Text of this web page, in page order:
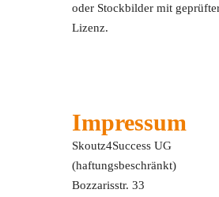
oder Stockbilder mit
Lizenz.
Impressum
Skoutz4Success UG
(haftungsbeschränkt)
Bozzarisstr. 33